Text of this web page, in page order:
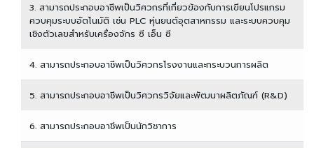
3. สามารถประกอบอาชีพเป็นวิศวกรที่เกี่ยวข้องกับการเขียนโปรแกรม
ควบคุมระบบอัตโนมัติ เช่น PLC หุ่นยนต์อุตสาหกรรม และระบบควบคุม
เชิงตัวเลขสำหรับเครื่องจักร ซี เอ็น ซี
4. สามารถประกอบอาชีพเป็นวิศวกรโรงงานและกระบวนการผลิต
5. สามารถประกอบอาชีพเป็นวิศวกรวิจัยและพัฒนาผลิตภัณฑ์ (R&D)
6. สามารถประกอบอาชีพเป็นนักวิชาการ